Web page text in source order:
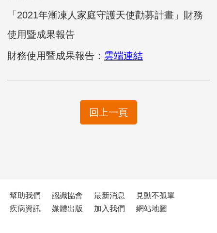
「2021年漸凍人家庭守護天使勸募計畫」財務
使用暨成果報告
財務使用暨成果報告： 雲端連結
回上一頁
幫助我們 認識協會 最新消息
見動不孤單
疾病資訊
媒體出版 加入我們 網站地圖